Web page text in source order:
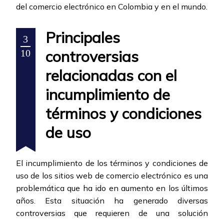
del comercio electrónico en Colombia y en el mundo.
3
10
Principales
controversias
relacionadas con el
incumplimiento de
términos y condiciones
de uso
El incumplimiento de los términos y condiciones de
uso de los sitios web de comercio electrónico es una
problemática que ha ido en aumento en los últimos
años. Esta situación ha generado diversas
controversias que requieren de una solución